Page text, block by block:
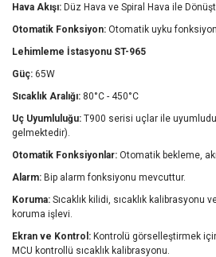
Hava Akışı: Düz Hava ve Spiral Hava ile
Otomatik Fonksiyon: Otomatik uyku
Lehimleme İstasyonu ST-965
Güç: 65W
Sıcaklık Aralığı: 80°C - 450°C
Uç Uyumluluğu: T900 serisi uçlar ile
gelmektedir).
Otomatik Fonksiyonlar: Otomatik bekleme,
Alarm: Bip alarm fonksiyonu mevcuttur.
Koruma: Sıcaklık kilidi, sıcaklık kalibrasyonu
koruma işlevi.
Ekran ve Kontrol: Kontrolü görselleştirmek
MCU kontrollü sıcaklık kalibrasyonu.